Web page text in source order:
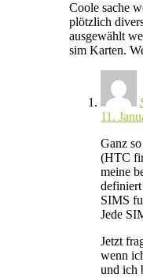
Coole sache
plötzlich
ausgewählt
sim Karten.
11.
Ganz
(HTC
meine
SIMS
Jede
Jetzt
wenn
und ich